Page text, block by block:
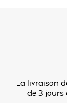
La livraison
de 3 jours